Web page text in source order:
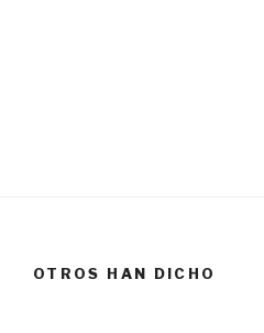
OTROS HAN DICHO